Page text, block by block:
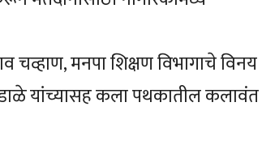
चव्हाण, मनपा शिक्षण विभागाचे विनय
यांच्यासह कला पथकातील कलावंत